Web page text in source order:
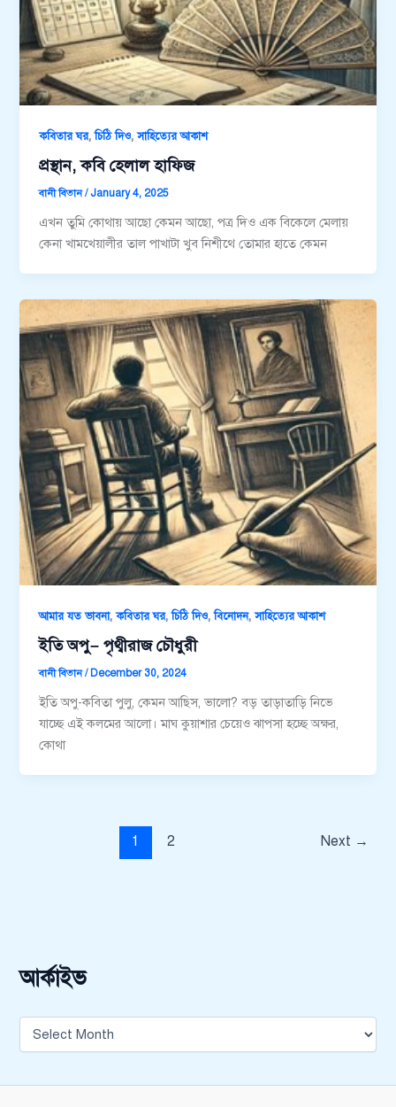
কবিতার ঘর,চিঠি দিও,সাহিত্যের আকাশ
প্রস্থান, কবি হেলাল হাফিজ
বানী বিতান/ January 4, 2025
এখন তুমি কোথায় আছো কেমন আছো, পত্র দিও এক বিকেলে মেলায়
কেনা খামখেয়ালীর তাল পাখাটা খুব নিশীথে তোমার হাতে কেমন
আমার যত ভাবনা,কবিতার ঘর,চিঠি দিও,বিনোদন,সাহিত্যের আকাশ
ইতি অপু– পৃথ্বীরাজ চৌধুরী
বানী বিতান/ December 30, 2024
ইতি অপু-কবিতা পুলু, কেমন আছিস, ভালো? বড় তাড়াতাড়ি নিভে
যাচ্ছে এই কলমের আলো। মাঘ কুয়াশার চেয়েও ঝাপসা হচ্ছে অক্ষর,
কোথা
1 2 Next →
আর্কাইভ